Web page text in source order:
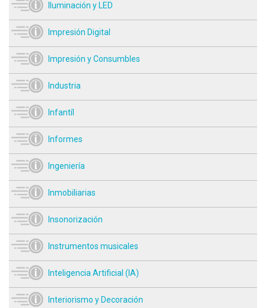
Iluminación y LED
Impresión Digital
Impresión y Consumbles
Industria
Infantíl
Informes
Ingeniería
Inmobiliarias
Insonorización
Instrumentos musicales
Inteligencia Artificial (IA)
Interiorismo y Decoración